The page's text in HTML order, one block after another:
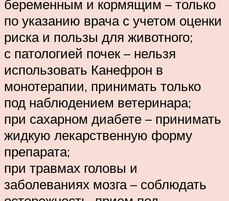
беременным и кормящим – только
по указанию врача с учетом оценки
риска и пользы для животного;
с патологией почек – нельзя
использовать Канефрон в
монотерапии, принимать только
под наблюдением ветеринара;
при сахарном диабете – принимать
жидкую лекарственную форму
препарата;
при травмах головы и
заболеваниях мозга – соблюдать